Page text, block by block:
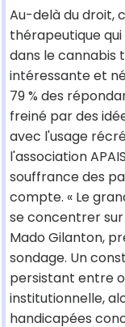
Au-delà du droit,
thérapeutique qui
dans le cannabis
intéressante et
79 % des
freiné par des
avec l'usage
l'association
souffrance des
compte. « Le
se concentrer
Mado Gilanton,
sondage. Un
persistant entre
institutionnelle,
handicapées